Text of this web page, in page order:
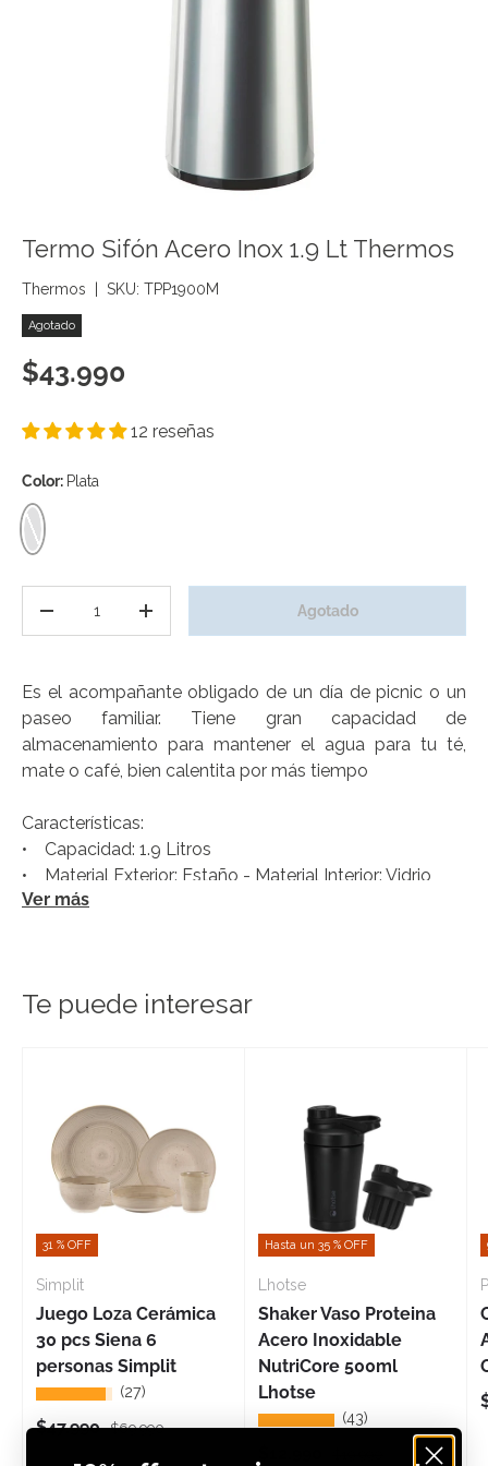
Termo Sifón Acero Inox 1.9 Lt Thermos
Thermos SKU: TPP1900M
Agotado
Precio normal
$43.990
12 reseñas
Color: Plata
Plata
Disminuir cantidadAumentar la cantidadAgotado
Es el acompañante obligado de un día de picnic o un
paseo familiar. Tiene gran capacidad de
almacenamiento para mantener el agua para tu té,
mate o café, bien calentita por más tiempo
Características:
• Capacidad: 1.9 Litros
• Material Exterior: Estaño - Material Interior: Vidrio
• Mantención de temperatura: Caliente: 8hrs • Frío:
• Medidas: 20x16x36cm
Ver más
Te puede interesar
31 % OFF
Simplit
Juego Loza Cerámica
30 pcs Siena 6
personas Simplit
(27)
Precio de venta
$47.990 Precio normal
$69.990
Hasta un 35 % OFF
Lhotse
Shaker Vaso Proteina
Acero Inoxidable
NutriCore 500ml
Lhotse
(43)